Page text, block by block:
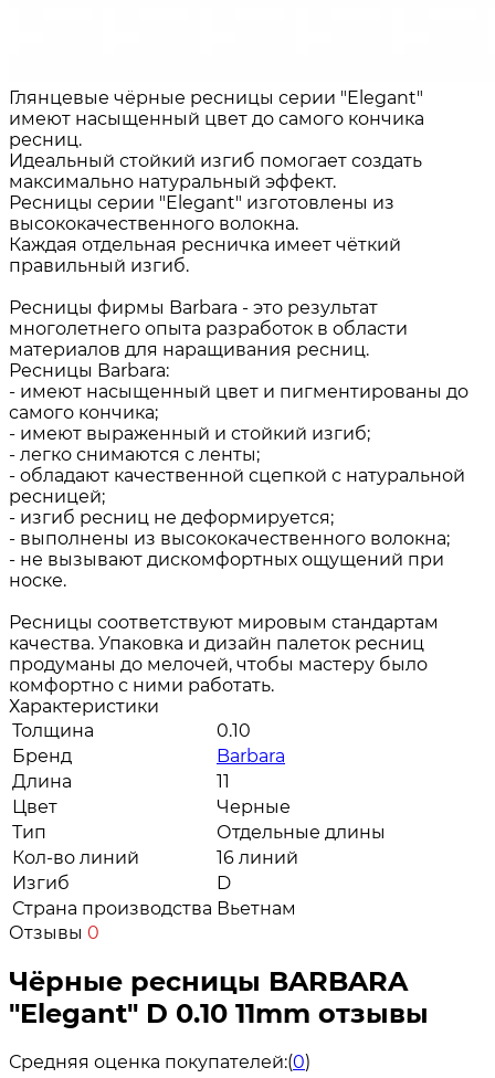
Глянцевые чёрные ресницы серии "Elegant"
имеют насыщенный цвет до самого кончика
ресниц.
Идеальный стойкий изгиб помогает создать
максимально натуральный эффект.
Ресницы серии "Elegant" изготовлены из
высококачественного волокна.
Каждая отдельная ресничка имеет чёткий
правильный изгиб.
Ресницы фирмы Barbara - это результат
многолетнего опыта разработок в области
материалов для наращивания ресниц.
Ресницы Barbara:
- имеют насыщенный цвет и пигментированы до
самого кончика;
- имеют выраженный и стойкий изгиб;
- легко снимаются с ленты;
- обладают качественной сцепкой с натуральной
ресницей;
- изгиб ресниц не деформируется;
- выполнены из высококачественного волокна;
- не вызывают дискомфортных ощущений при
носке.
Ресницы соответствуют мировым стандартам
качества. Упаковка и дизайн палеток ресниц
продуманы до мелочей, чтобы мастеру было
комфортно с ними работать.
Характеристики
Толщина
0.10
Бренд
Barbara
Длина
11
Цвет
Черные
Тип
Отдельные длины
Кол-во линий
16 линий
Изгиб
D
Страна производства Вьетнам
Отзывы 0
Чёрные ресницы BARBARA
"Elegant" D 0.10 11mm отзывы
Средняя оценка покупателей:(0)